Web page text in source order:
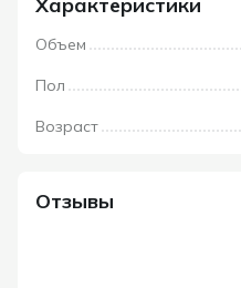
Объем
Пол
Возраст
Отзывы